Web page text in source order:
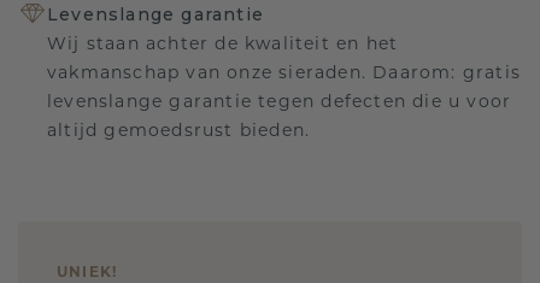
Levenslange garantie
Wij staan achter de kwaliteit en het
vakmanschap van onze sieraden. Daarom: gratis
levenslange garantie tegen defecten die u voor
altijd gemoedsrust bieden.
UNIEK!